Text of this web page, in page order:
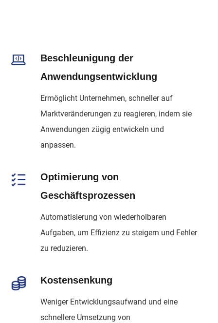
Beschleunigung der
Anwendungsentwicklung
Ermöglicht Unternehmen, schneller auf
Marktveränderungen zu reagieren, indem sie
Anwendungen zügig entwickeln und
anpassen.
Optimierung von
Geschäftsprozessen
Automatisierung von wiederholbaren
Aufgaben, um Effizienz zu steigern und Fehler
zu reduzieren.
Kostensenkung
Weniger Entwicklungsaufwand und eine
schnellere Umsetzung von